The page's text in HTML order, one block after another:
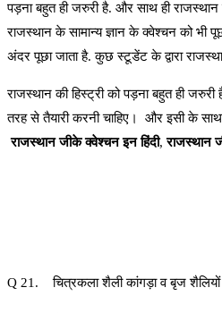
पड़ना बहुत ही जरुरी है. और साथ ही
राजस्थान के सामान्य ज्ञान के क्वेश्चन को
अंदर पूछा जाता है. कुछ स्टूडेंट के द्वारा
राजस्थान की हिस्ट्री को पड़ना बहुत ही जरुरी
तरह से तैयारी करनी चाहिए। और इसी के
राजस्थान जीके क्वेश्चन इन हिंदी,राजस्थान
Q 21. चित्रकला शैली कांगड़ा व बृज शैलियों